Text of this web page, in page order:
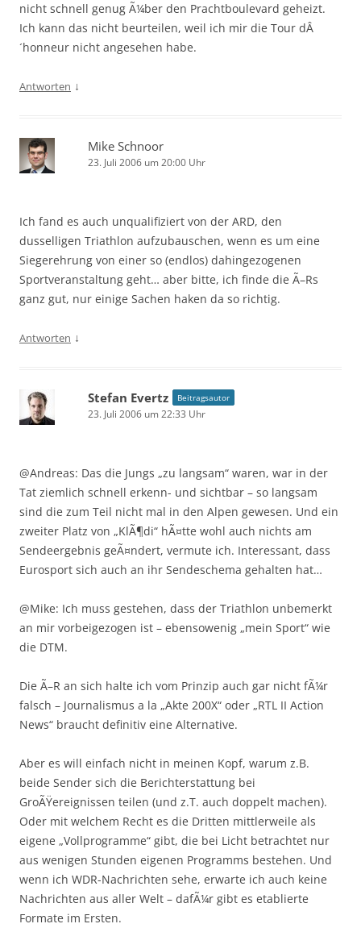
nicht schnell genug Ã¼ber den Prachtboulevard geheizt.
Ich kann das nicht beurteilen, weil ich mir die Tour dÂ
´honneur nicht angesehen habe.
Antworten ↓
Mike Schnoor
23. Juli 2006 um 20:00 Uhr
Ich fand es auch unqualifiziert von der ARD, den
dusselligen Triathlon aufzubauschen, wenn es um eine
Siegerehrung von einer so (endlos) dahingezogenen
Sportveranstaltung geht… aber bitte, ich finde die Ã–Rs
ganz gut, nur einige Sachen haken da so richtig.
Antworten ↓
Stefan Evertz Beitragsautor
23. Juli 2006 um 22:33 Uhr
@Andreas: Das die Jungs „zu langsam“ waren, war in der
Tat ziemlich schnell erkenn- und sichtbar – so langsam
sind die zum Teil nicht mal in den Alpen gewesen. Und ein
zweiter Platz von „KlÃ¶di“ hÃ¤tte wohl auch nichts am
Sendeergebnis geÃ¤ndert, vermute ich. Interessant, dass
Eurosport sich auch an ihr Sendeschema gehalten hat…
@Mike: Ich muss gestehen, dass der Triathlon unbemerkt
an mir vorbeigezogen ist – ebensowenig „mein Sport“ wie
die DTM.
Die Ã–R an sich halte ich vom Prinzip auch gar nicht fÃ¼r
falsch – Journalismus a la „Akte 200X“ oder „RTL II Action
News“ braucht definitiv eine Alternative.
Aber es will einfach nicht in meinen Kopf, warum z.B.
beide Sender sich die Berichterstattung bei
GroÃŸereignissen teilen (und z.T. auch doppelt machen).
Oder mit welchem Recht es die Dritten mittlerweile als
eigene „Vollprogramme“ gibt, die bei Licht betrachtet nur
aus wenigen Stunden eigenen Programms bestehen. Und
wenn ich WDR-Nachrichten sehe, erwarte ich auch keine
Nachrichten aus aller Welt – dafÃ¼r gibt es etablierte
Formate im Ersten.